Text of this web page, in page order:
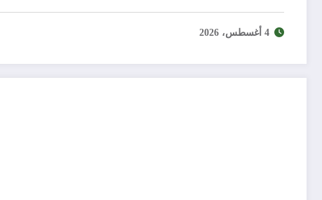
4 أغسطس، 2026